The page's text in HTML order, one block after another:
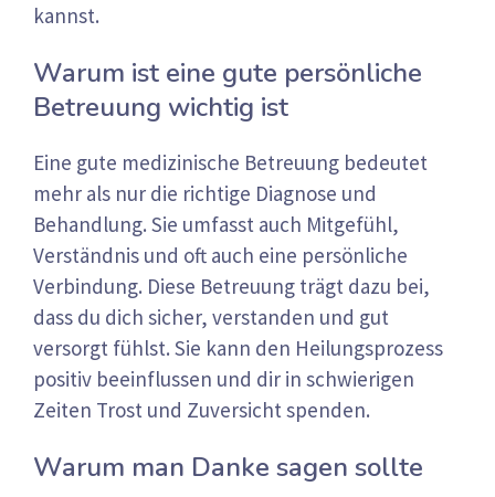
kannst.
Warum ist eine gute persönliche
Betreuung wichtig ist
Eine gute medizinische Betreuung bedeutet
mehr als nur die richtige Diagnose und
Behandlung. Sie umfasst auch Mitgefühl,
Verständnis und oft auch eine persönliche
Verbindung. Diese Betreuung trägt dazu bei,
dass du dich sicher, verstanden und gut
versorgt fühlst. Sie kann den Heilungsprozess
positiv beeinflussen und dir in schwierigen
Zeiten Trost und Zuversicht spenden.
Warum man Danke sagen sollte